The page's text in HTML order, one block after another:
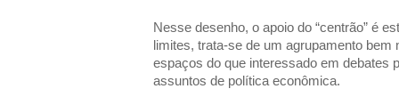
Nesse desenho, o apoio do “centrão” é
limites, trata-se de um agrupamento
espaços do que interessado em debates
assuntos de política econômica.